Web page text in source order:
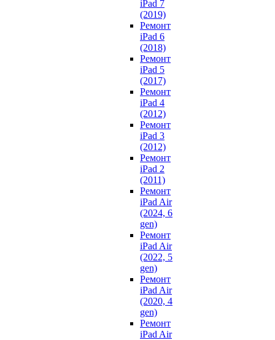
iPad 7
(2019)
Ремонт
iPad 6
(2018)
Ремонт
iPad 5
(2017)
Ремонт
iPad 4
(2012)
Ремонт
iPad 3
(2012)
Ремонт
iPad 2
(2011)
Ремонт
iPad Air
(2024, 6
gen)
Ремонт
iPad Air
(2022, 5
gen)
Ремонт
iPad Air
(2020, 4
gen)
Ремонт
iPad Air